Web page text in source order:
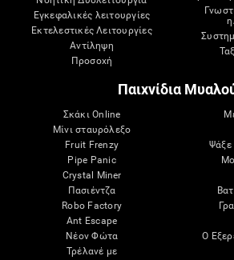
Εγκεφαλικές λειτουργίες
Εκτελεστικές Λειτουργίες
Αντίληψη
Προσοχή
Παιχνίδια
Σκάκι Online
Μίνι σταυρόλεξο
Fruit Frenzy
Pipe Panic
Crystal Miner
Πασιέντζα
Robo Factory
Ant Escape
Νέον Φώτα
Τρέλανέ με
Ψάξε
Ο